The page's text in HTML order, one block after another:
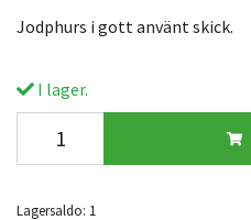
Jodphurs i gott använt skick.
I lager.
Lagersaldo: 1